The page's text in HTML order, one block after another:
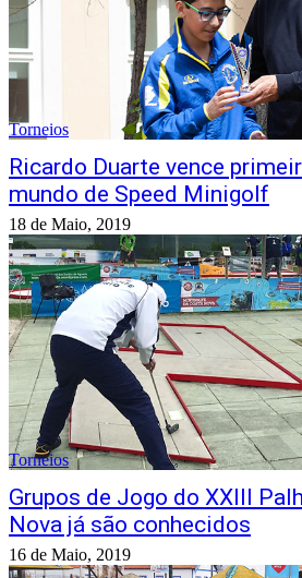
Torneios
Ricardo Duarte vence
mundo de Speed Minigolf
18 de Maio, 2019
Torneios
Grupos de Jogo do XXIII
Nova já são conhecidos
16 de Maio, 2019